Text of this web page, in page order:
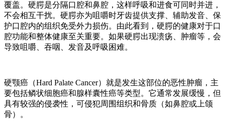
覆盖。硬腭是分隔口腔和鼻腔，这样呼吸和进食可同时并进，
不会相互干扰。硬腭亦为咀嚼时牙齿提供支撑、辅助发音、保
护口腔内的组织免受外力损伤。由此看到，硬腭的健康对于口
腔功能和整体健康至关重要。如果硬腭出现溃疡、肿瘤等，会
导致咀嚼、吞咽、发音及呼吸困难。
硬颚癌（Hard Palate Cancer）就是发生这部位的恶性肿瘤，主
要包括鳞状细胞癌和腺样囊性癌等类型。它通常发展缓慢，但
具有较强的侵袭性，可侵犯周围组织和骨质（如鼻腔或上颌
骨）。